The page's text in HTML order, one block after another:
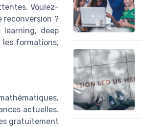
Voulez-
reconversion ?
learning, deep
les formations,
actuelles.
gratuitement